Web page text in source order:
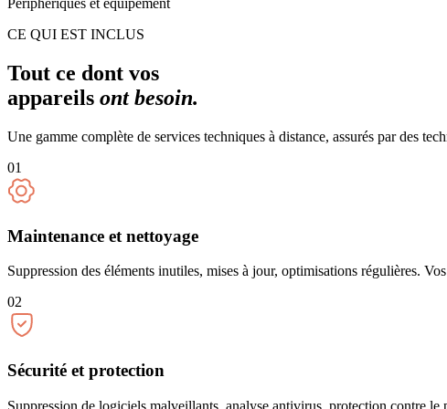
Périphériques et équipement
CE QUI EST INCLUS
Tout ce dont vos
appareils ont besoin.
Une gamme complète de services techniques à distance, assurés par des
01
Maintenance et nettoyage
Suppression des éléments inutiles, mises à jour, optimisations régulières.
02
Sécurité et protection
Suppression de logiciels malveillants, analyse antivirus, protection contre